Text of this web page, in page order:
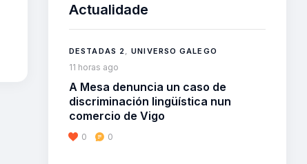
Actualidade
DESTADAS 2 ,UNIVERSO GALEGO
11 horas ago
A Mesa denuncia un caso de
discriminación lingüística nun
comercio de Vigo
0 0